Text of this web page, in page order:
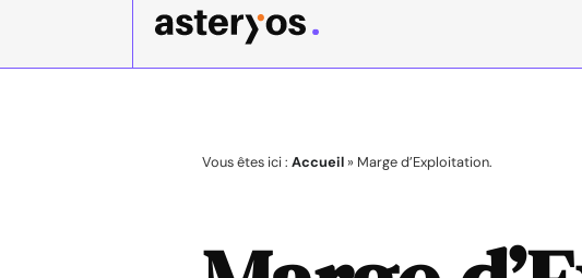
Vous êtes ici : Accueil» Marge d’Exploitation.